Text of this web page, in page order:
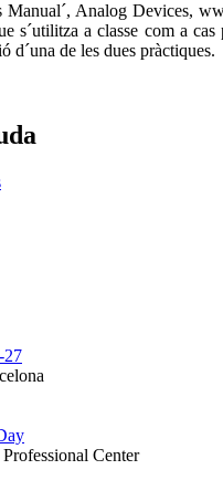
Manual´, Analog Devices,
s´utilitza a classe com a
d´una de les dues pràctiques.
27
Center